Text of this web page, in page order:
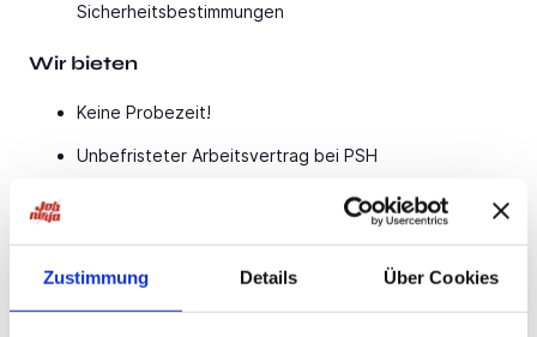
Zustimmung Details Über Cookies
Sicherheitsbestimmungen
Wir bieten
Keine Probezeit!
Unbefristeter Arbeitsvertrag bei PSH
Möglichkeit einer wöchentlichen Abschlagszahlung
Übertarifliche Bezahlung, Urlaubs- & Weihnachtsgeld